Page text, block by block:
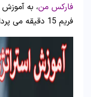
فارکس من، به آموزش
فریم 15 دقیقه می پردازیم.